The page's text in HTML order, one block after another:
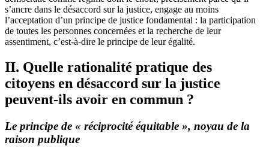
s’ancre dans le désaccord sur la justice, engage au moins
l’acceptation d’un principe de justice fondamental : la participation
de toutes les personnes concernées et la recherche de leur
assentiment, c’est-à-dire le principe de leur égalité.
II. Quelle rationalité pratique des
citoyens en désaccord sur la justice
peuvent-ils avoir en commun ?
Le principe de « réciprocité équitable », noyau de la
raison publique